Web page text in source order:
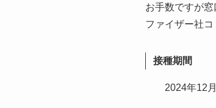
お手数ですが窓
ファイザー社コ
接種期間
2024年12